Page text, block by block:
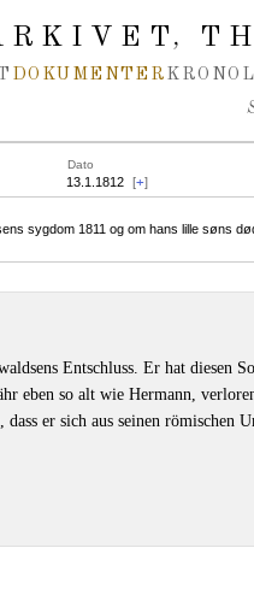
,
DOKUMENTER
Dato
13.1.1812 [+]
sygdom 1811 og om hans lille søns
Entschluss. Er hat diesen
eben so alt wie Hermann,
er sich aus seinen römischen